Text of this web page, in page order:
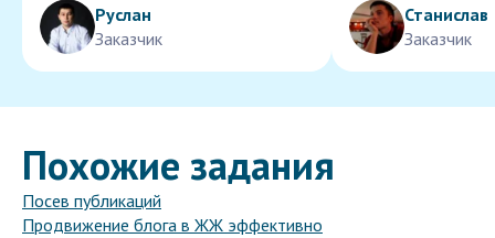
Руслан
Заказчик
Станислав
Заказчик
Похожие задания
Посев публикаций
Продвижение блога в ЖЖ эффективно